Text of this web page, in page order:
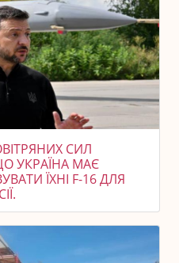
СИЛ
УКРАЇНА МАЄ
ЇХНІ F-16 ДЛЯ